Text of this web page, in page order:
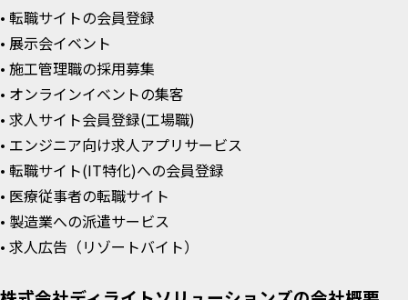
• 転職サイトの会員登録
• 展示会イベント
• 施工管理職の採用募集
• オンラインイベントの集客
• 求人サイト会員登録(工場職)
• エンジニア向け求人アプリサービス
• 転職サイト(IT特化)への会員登録
• 医療従事者の転職サイト
• 製造業への派遣サービス
• 求人広告（リゾートバイト）